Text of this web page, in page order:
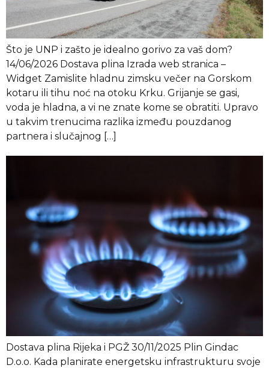
Što je UNP i zašto je idealno gorivo za vaš dom?
14/06/2026 Dostava plina Izrada web stranica –
Widget Zamislite hladnu zimsku večer na Gorskom
kotaru ili tihu noć na otoku Krku. Grijanje se gasi,
voda je hladna, a vi ne znate kome se obratiti. Upravo
u takvim trenucima razlika između pouzdanog
partnera i slučajnog […]
Dostava plina Rijeka i PGŽ 30/11/2025 Plin Gindac
D.o.o. Kada planirate energetsku infrastrukturu svoje